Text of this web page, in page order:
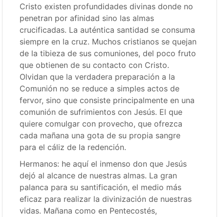
Cristo existen profundidades divinas donde no
penetran por afinidad sino las almas
crucificadas. La auténtica santidad se consuma
siempre en la cruz. Muchos cristianos se quejan
de la tibieza de sus comuniones, del poco fruto
que obtienen de su contacto con Cristo.
Olvidan que la verdadera preparación a la
Comunión no se reduce a simples actos de
fervor, sino que consiste principalmente en una
comunión de sufrimientos con Jesús. El que
quiere comulgar con provecho, que ofrezca
cada mañana una gota de su propia sangre
para el cáliz de la redención.
Hermanos: he aquí el inmenso don que Jesús
dejó al alcance de nuestras almas. La gran
palanca para su santificación, el medio más
eficaz para realizar la divinización de nuestras
vidas. Mañana como en Pentecostés,